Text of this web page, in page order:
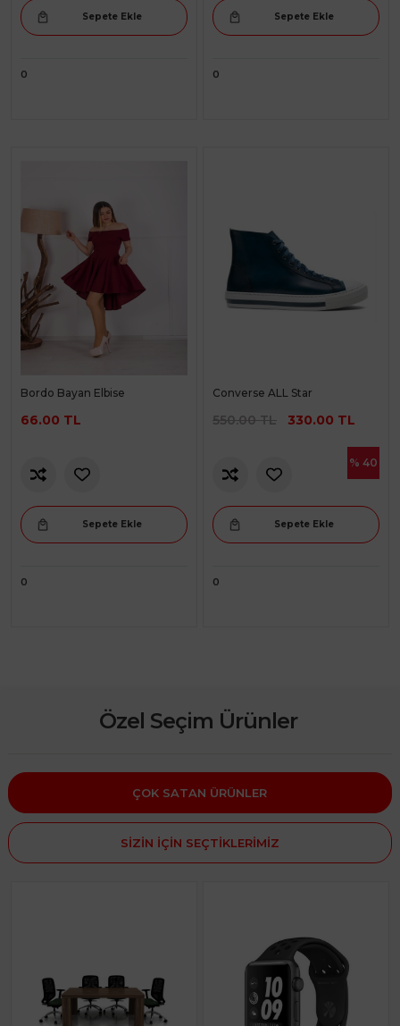
Sepete Ekle
0
Sepete Ekle
0
Bordo Bayan Elbise
66.00 TL
Sepete Ekle
0
Converse ALL Star
550.00 TL330.00 TL
% 40
Sepete Ekle
0
Özel Seçim Ürünler
ÇOK SATAN ÜRÜNLER
SİZİN İÇİN SEÇTİKLERİMİZ